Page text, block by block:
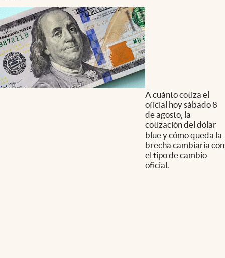
A cuánto cotiza el
oficial hoy sábado 8
de agosto, la
cotización del dólar
blue y cómo queda la
brecha cambiaria con
el tipo de cambio
oficial.